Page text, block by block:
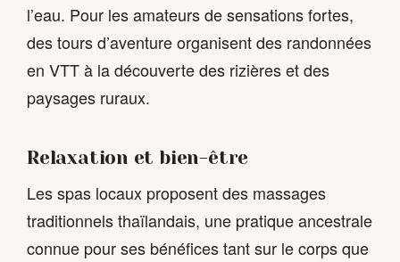
l’eau. Pour les amateurs de sensations fortes,
des tours d’aventure organisent des randonnées
en VTT à la découverte des rizières et des
paysages ruraux.
Relaxation et bien-être
Les spas locaux proposent des massages
traditionnels thaïlandais, une pratique ancestrale
connue pour ses bénéfices tant sur le corps que